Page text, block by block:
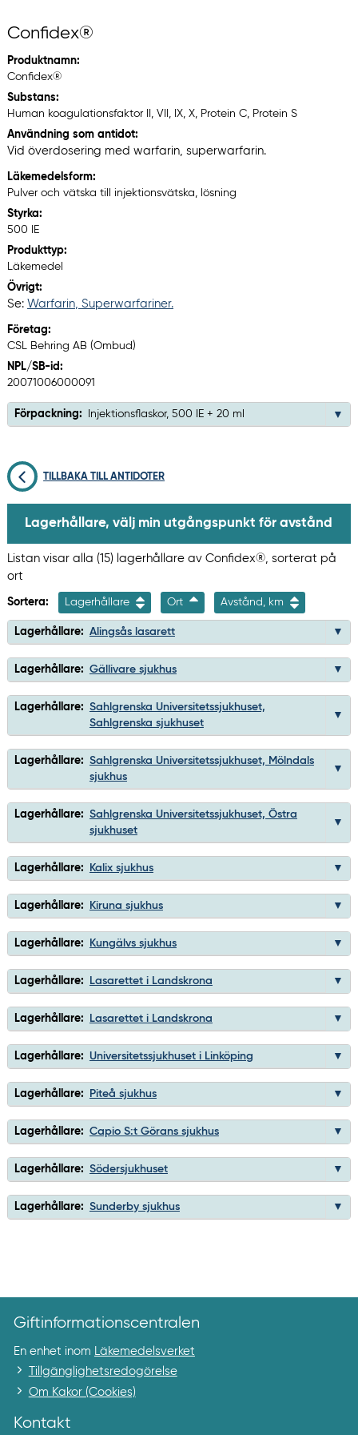
Confidex®
Produktnamn:
Confidex®
Substans:
Human koagulationsfaktor II, VII, IX, X, Protein C, Protein S
Användning som antidot:
Vid överdosering med warfarin, superwarfarin.
Läkemedelsform:
Pulver och vätska till injektionsvätska, lösning
Styrka:
500 IE
Produkttyp:
Läkemedel
Övrigt:
Se: Warfarin, Superwarfariner.
Företag:
CSL Behring AB (Ombud)
NPL/SB-id:
20071006000091
Förpackning: Injektionsflaskor, 500 IE + 20 ml
TILLBAKA TILL ANTIDOTER
Lagerhållare, välj min utgångspunkt för avstånd
Listan visar alla (15) lagerhållare av Confidex®, sorterat på
ort
Sortera: Lagerhållare Ort Avstånd, km
Lagerhållare: Alingsås lasarett
Lagerhållare: Gällivare sjukhus
Lagerhållare: Sahlgrenska Universitetssjukhuset,
Sahlgrenska sjukhuset
Lagerhållare: Sahlgrenska Universitetssjukhuset, Mölndals
sjukhus
Lagerhållare: Sahlgrenska Universitetssjukhuset, Östra
sjukhuset
Lagerhållare: Kalix sjukhus
Lagerhållare: Kiruna sjukhus
Lagerhållare: Kungälvs sjukhus
Lagerhållare: Lasarettet i Landskrona
Lagerhållare: Lasarettet i Landskrona
Lagerhållare: Universitetssjukhuset i Linköping
Lagerhållare: Piteå sjukhus
Lagerhållare: Capio S:t Görans sjukhus
Lagerhållare: Södersjukhuset
Lagerhållare: Sunderby sjukhus
Giftinformationscentralen
En enhet inom
Läkemedelsverket
Tillgänglighetsredogörelse
Om Kakor (Cookies)
Kontakt